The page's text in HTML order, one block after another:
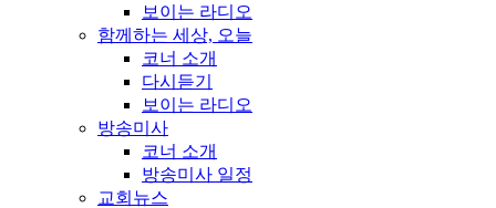
보이는 라디오
함께하는 세상, 오늘
코너 소개
다시듣기
보이는 라디오
방송미사
코너 소개
방송미사 일정
교회뉴스